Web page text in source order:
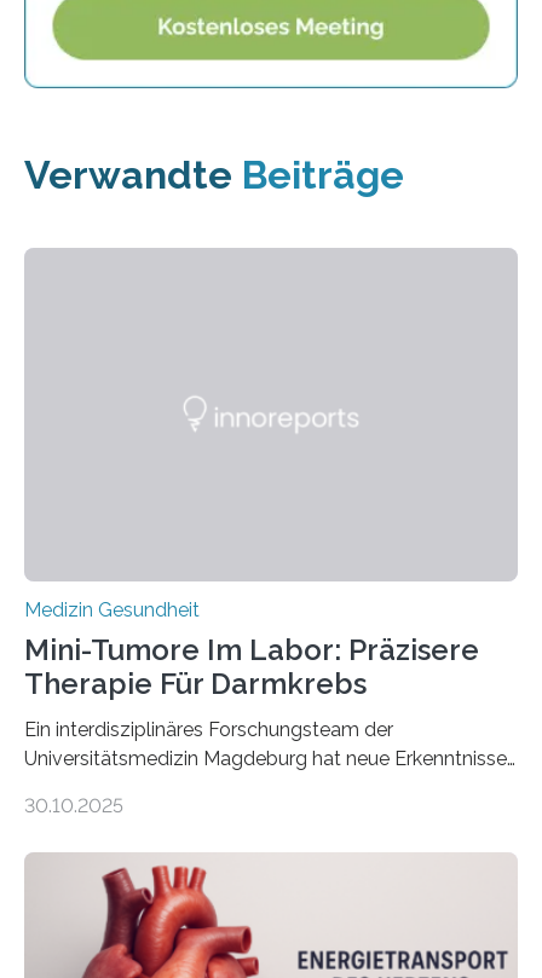
Verwandte Beiträge
Medizin Gesundheit
Mini-Tumore Im Labor: Präzisere
Therapie Für Darmkrebs
Ein interdisziplinäres Forschungsteam der
Universitätsmedizin Magdeburg hat neue Erkenntnisse
behandelt werden kann. In ihrer aktuellen Studie,
Oncology, zeigen die Forschenden, dass Mini-Tumore
aus Gewebe von Patientinnen und Patienten –
sogenannte Organoide – genutzt werden können, um
vorab zu prüfen, welche Medikamente am besten
30.10.2025